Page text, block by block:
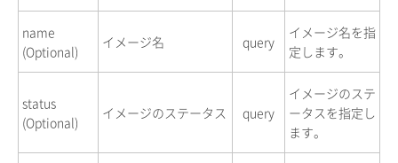
name
(Optional)
イメージ名 query
イメージ名を指
定します。
status
(Optional)
イメージのステータス query
イメージのステ
ータスを指定し
ます。